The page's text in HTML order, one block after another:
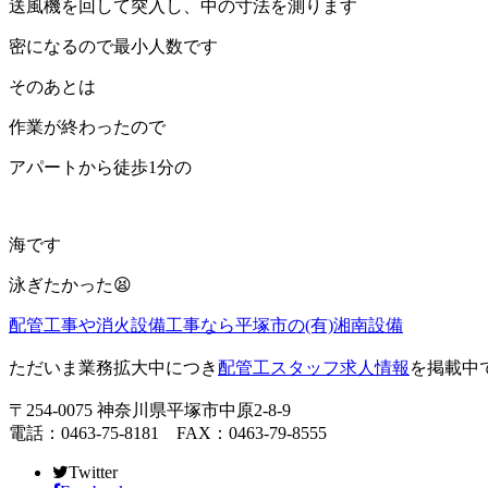
送風機を回して突入し、中の寸法を測ります
密になるので最小人数です
そのあとは
作業が終わったので
アパートから徒歩1分の
海です
泳ぎたかった😫
配管工事や消火設備工事なら平塚市の(有)湘南設備
ただいま業務拡大中につき配管工スタッフ求人情報 を掲載中
〒254-0075 神奈川県平塚市中原2-8-9
電話：0463-75-8181 FAX：0463-79-8555
Twitter